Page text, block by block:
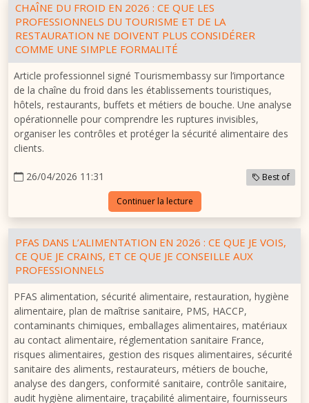
CHAÎNE DU FROID EN 2026 : CE QUE LES
PROFESSIONNELS DU TOURISME ET DE LA
RESTAURATION NE DOIVENT PLUS CONSIDÉRER
COMME UNE SIMPLE FORMALITÉ
Article professionnel signé Tourismembassy sur l’importance
de la chaîne du froid dans les établissements touristiques,
hôtels, restaurants, buffets et métiers de bouche. Une analyse
opérationnelle pour comprendre les ruptures invisibles,
organiser les contrôles et protéger la sécurité alimentaire des
clients.
26/04/2026 11:31 Best of
Continuer la lecture
PFAS DANS L’ALIMENTATION EN 2026 : CE QUE JE VOIS,
CE QUE JE CRAINS, ET CE QUE JE CONSEILLE AUX
PROFESSIONNELS
PFAS alimentation, sécurité alimentaire, restauration, hygiène
alimentaire, plan de maîtrise sanitaire, PMS, HACCP,
contaminants chimiques, emballages alimentaires, matériaux
au contact alimentaire, réglementation sanitaire France,
risques alimentaires, gestion des risques alimentaires, sécurité
sanitaire des aliments, restaurateurs, métiers de bouche,
analyse des dangers, conformité sanitaire, contrôle sanitaire,
audit hygiène alimentaire, traçabilité alimentaire, fournisseurs